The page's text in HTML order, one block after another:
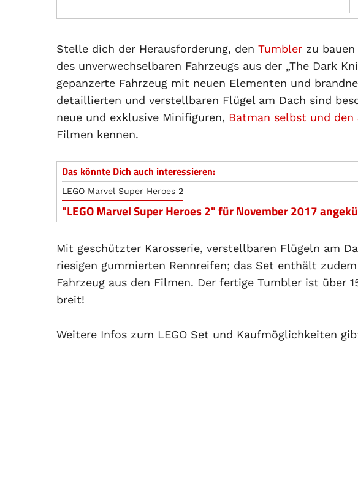
Stelle dich der Herausforderung, den Tumbler zu
des unverwechselbaren Fahrzeugs aus der „The Dark
gepanzerte Fahrzeug mit neuen Elementen und
detaillierten und verstellbaren Flügel am Dach sind
neue und exklusive Minifiguren, Batman selbst und den
Filmen kennen.
Das könnte Dich auch interessieren:
LEGO Marvel Super Heroes 2
"LEGO Marvel Super Heroes 2" für November 2017
Mit geschützter Karosserie, verstellbaren Flügeln am
riesigen gummierten Rennreifen; das Set enthält
Fahrzeug aus den Filmen. Der fertige Tumbler ist über
breit!
Weitere Infos zum LEGO Set und Kaufmöglichkeiten